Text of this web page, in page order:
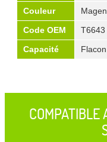
Couleur
Code OEM
T6643
Capacité
COMPATIBLE